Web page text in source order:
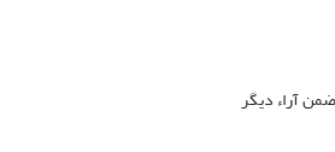
آراء دیگر